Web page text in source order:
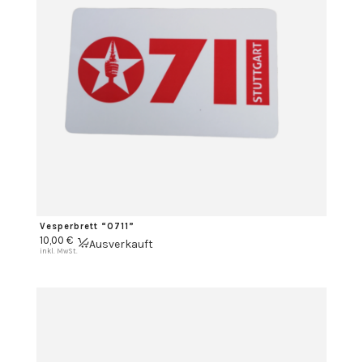
Vesperbrett “0711”
10,00 €
inkl. MwSt. Ausverkauft